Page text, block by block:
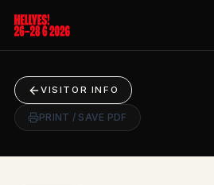
VISITOR INFO
PRINT / SAVE PDF